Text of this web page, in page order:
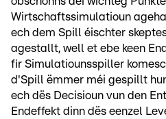
Wirtschaftssimulatioun
ech dem Spill éischter
agestallt, well et ebe keen
fir Simulatiounsspiller
d'Spill ëmmer méi gespillt
ech dës Decisioun vun den
Endeffekt dinn dës eenzel